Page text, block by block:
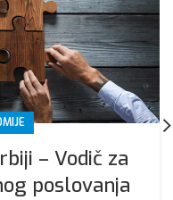
– Vodič za
poslovanja